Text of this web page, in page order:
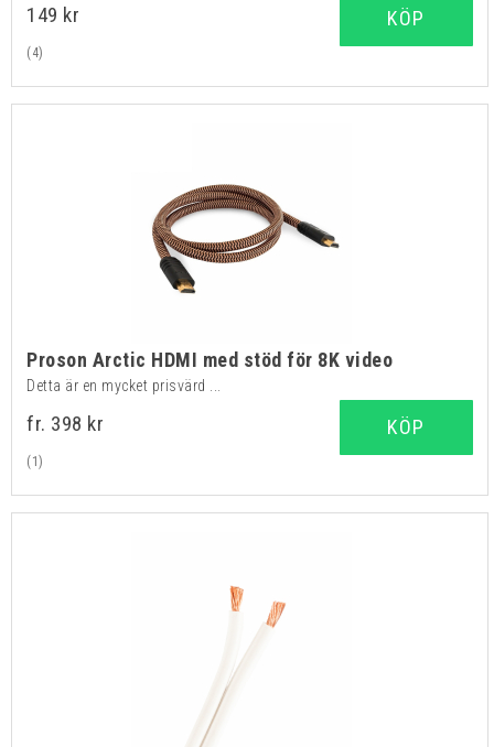
149 kr
(4)
KÖP
Proson Arctic HDMI med stöd för 8K video
Detta är en mycket prisvärd ...
fr. 398 kr
(1)
KÖP